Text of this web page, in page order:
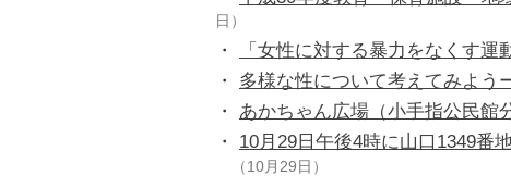
日）
・ 「女性に対する暴力をなくす運
・ 多様な性について考えてみよう
・ あかちゃん広場（小手指公民館
・ 10月29日午後4時に山口1349番
（10月29日）